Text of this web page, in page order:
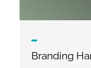
Branding